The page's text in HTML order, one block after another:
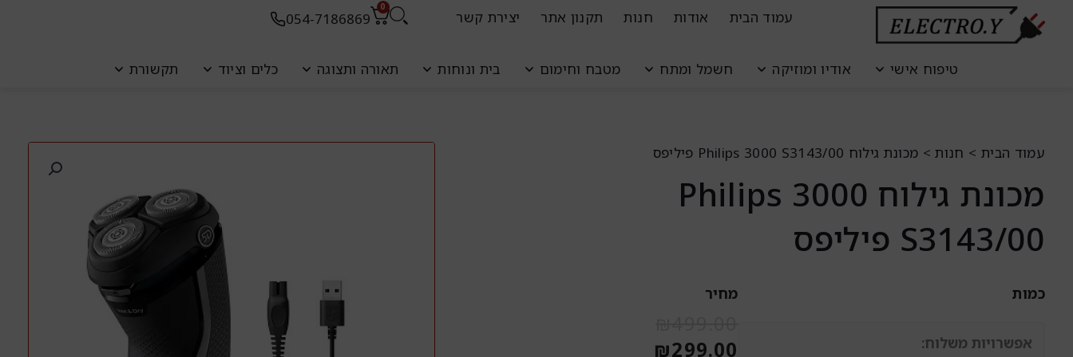
עמוד הבית אודות חנות תקנון אתר יצירת קשר
0
054-7186869
טיפוח אישי אודיו ומוזיקה חשמל ומתח מטבח וחימום בית ונוחות תאורה ותצוגה כלים וציוד תקשורת
עמוד הבית > חנות> מכונת גילוח Philips 3000 S3143/00 פיליפס
מכונת גילוח Philips 3000
S3143/00 פיליפס
כמות
אפשרויות משלוח:
מכונת
מחיר
₪299.00